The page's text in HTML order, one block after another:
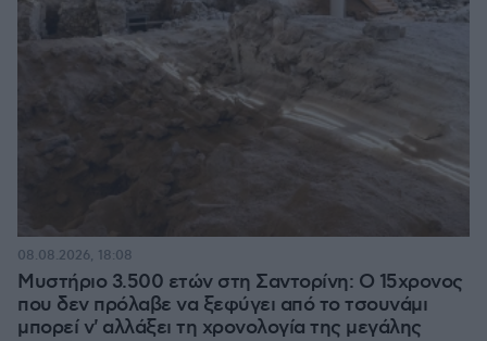
Μυστήριο 3.500 ετών στη Σαντορίνη: Ο 15χρονος
που δεν πρόλαβε να ξεφύγει από το τσουνάμι
μπορεί ν' αλλάξει τη χρονολογία της μεγάλης
08.08.2026, 18:08